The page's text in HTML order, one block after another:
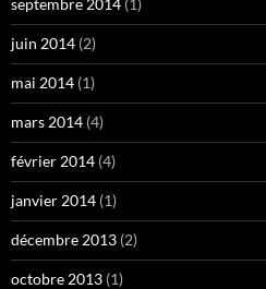
septembre 2014 (1)
juin 2014 (2)
mai 2014 (1)
mars 2014 (4)
février 2014 (4)
janvier 2014 (1)
décembre 2013 (2)
octobre 2013 (1)